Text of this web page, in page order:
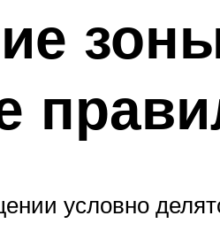
условно